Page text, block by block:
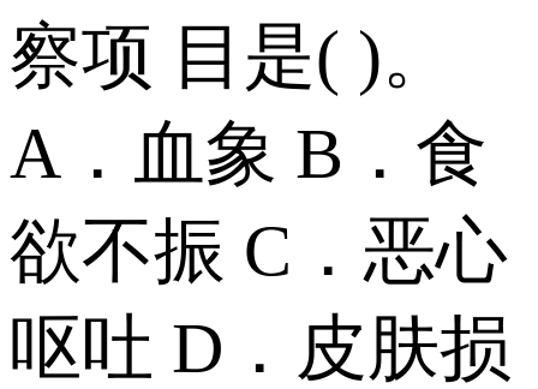
察项 目是( )。
A．血象 B．食
欲不振 C．恶心
呕吐 D．皮肤损